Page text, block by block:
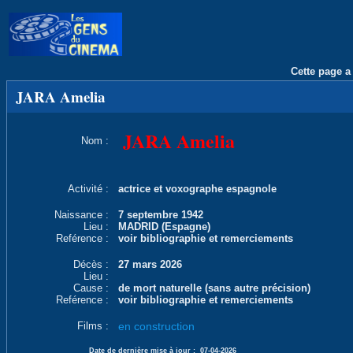
Cette page
JARA Amelia
Nom : JARA Amelia
Activité : actrice et voxographe espagnole
Naissance :
7 septembre 1942
Lieu :
MADRID (Espagne)
Reférence :
voir bibliographie et remerciements
Décès :
27 mars 2026
Lieu :
Cause :
de mort naturelle (sans autre précision)
Reférence :
voir bibliographie et remerciements
Films : en construction
Date de dernière mise à jour : 07-04-2026